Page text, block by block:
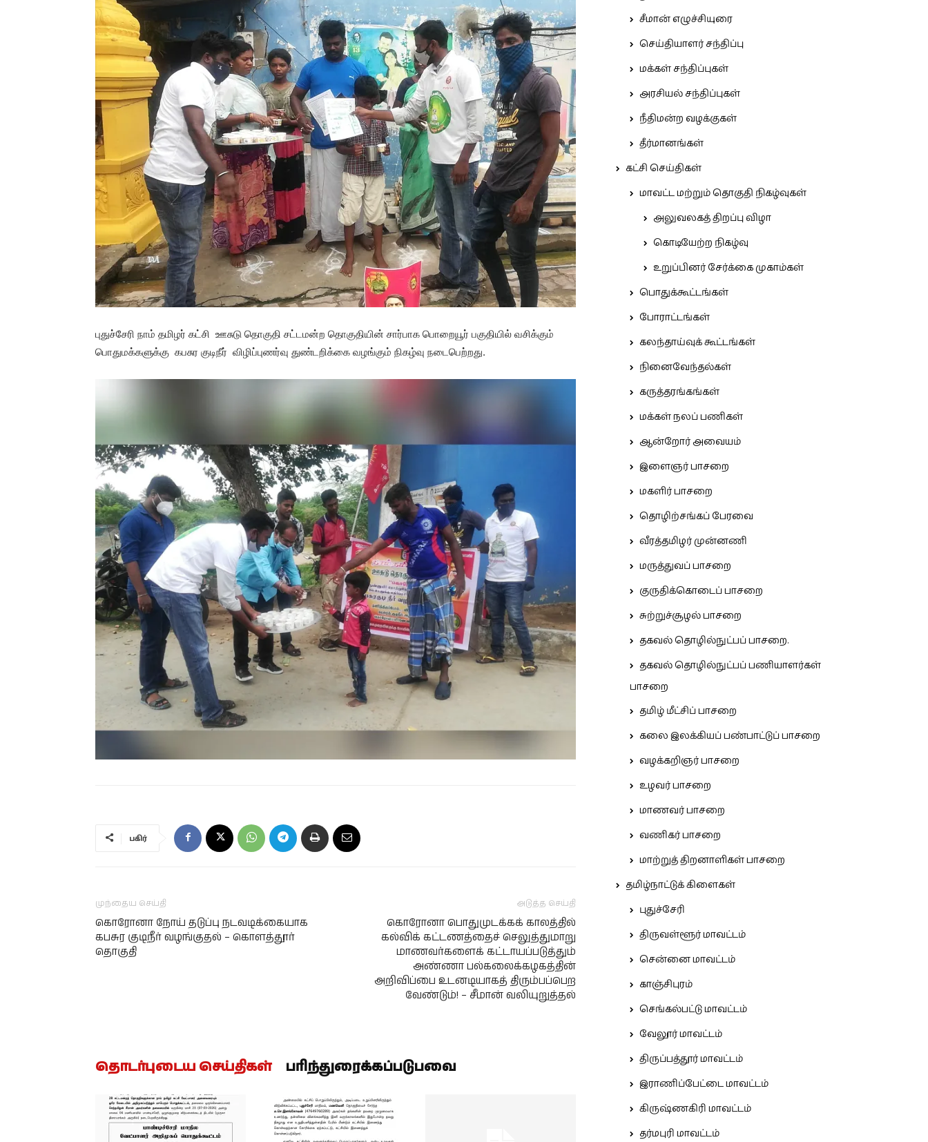
புதுச்சேரி நாம் தமிழர் கட்சி ஊசுடு தொகுதி சட்டமன்ற தொகுதியின் சார்பாக பொறையூர் பகுதியில் வசிக்கும்
பொதுமக்களுக்கு கபசுர குடிநீர் விழிப்புணர்வு துண்டறிக்கை வழங்கும் நிகழ்வு நடைபெற்றது.
பகிர்
முந்தைய செய்தி
கொரோனா நோய் தடுப்பு நடவடிக்கையாக
கபசுர குடிநீர் வழங்குதல் – கொளத்தூர்
தொகுதி
அடுத்த செய்தி
கொரோனா பொதுமுடக்கக் காலத்தில்
கல்விக் கட்டணத்தைச் செலுத்துமாறு
மாணவர்களைக் கட்டாயப்படுத்தும்
அண்ணா பல்கலைக்கழகத்தின்
அறிவிப்பை உடனடியாகத் திரும்பப்பெற
வேண்டும்! – சீமான் வலியுறுத்தல்
தொடர்புடைய செய்திகள் பரிந்துரைக்கப்படுபவை
சீமான் எழுச்சியுரை
செய்தியாளர் சந்திப்பு
மக்கள் சந்திப்புகள்
அரசியல் சந்திப்புகள்
நீதிமன்ற வழக்குகள்
தீர்மானங்கள்
கட்சி செய்திகள்
மாவட்ட மற்றும் தொகுதி நிகழ்வுகள்
அலுவலகத் திறப்பு விழா
கொடியேற்ற நிகழ்வு
உறுப்பினர் சேர்க்கை முகாம்கள்
பொதுக்கூட்டங்கள்
போராட்டங்கள்
கலந்தாய்வுக் கூட்டங்கள்
நினைவேந்தல்கள்
கருத்தரங்கங்கள்
மக்கள் நலப் பணிகள்
ஆன்றோர் அவையம்
இளைஞர் பாசறை
மகளிர் பாசறை
தொழிற்சங்கப் பேரவை
வீரத்தமிழர் முன்னணி
மருத்துவப் பாசறை
குருதிக்கொடைப் பாசறை
சுற்றுச்சூழல் பாசறை
தகவல் தொழில்நுட்பப் பாசறை.
தகவல் தொழில்நுட்பப் பணியாளர்கள்
பாசறை
தமிழ் மீட்சிப் பாசறை
கலை இலக்கியப் பண்பாட்டுப் பாசறை
வழக்கறிஞர் பாசறை
உழவர் பாசறை
மாணவர் பாசறை
வணிகர் பாசறை
மாற்றுத் திறனாளிகள் பாசறை
தமிழ்நாட்டுக் கிளைகள்
புதுச்சேரி
திருவள்ளூர் மாவட்டம்
சென்னை மாவட்டம்
காஞ்சிபுரம்
செங்கல்பட்டு மாவட்டம்
வேலூர் மாவட்டம்
திருப்பத்தூர் மாவட்டம்
இராணிப்பேட்டை மாவட்டம்
கிருஷ்ணகிரி மாவட்டம்
தர்மபுரி மாவட்டம்